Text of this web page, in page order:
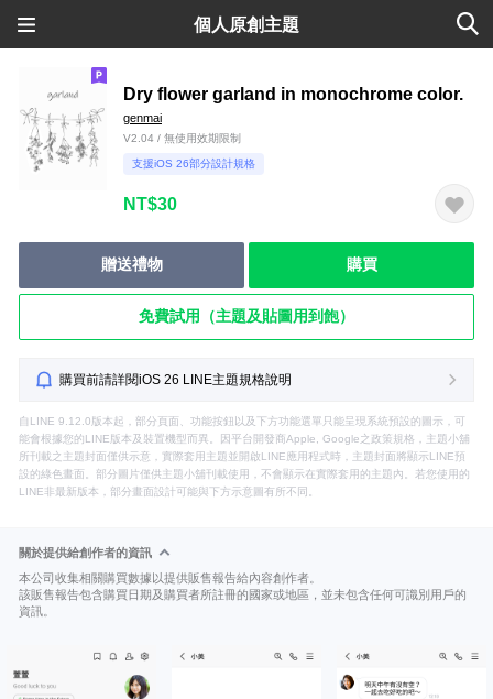
個人原創主題
Dry flower garland in monochrome color.
genmai
V2.04 / 無使用效期限制
支援iOS 26部分設計規格
NT$30
贈送禮物 購買
免費試用（主題及貼圖用到飽）
購買前請詳閱iOS 26 LINE主題規格說明
自LINE 9.12.0版本起，部分頁面、功能按鈕以及下方功能選單只能呈現系統預設的圖示，可
能會根據您的LINE版本及裝置機型而異。因平台開發商Apple, Google之政策規格，主題小舖
所刊載之主題封面僅供示意，實際套用主題並開啟LINE應用程式時，主題封面將顯示LINE預
設的綠色畫面。部分圖片僅供主題小舖刊載使用，不會顯示在實際套用的主題內。若您使用的
LINE非最新版本，部分畫面設計可能與下方示意圖有所不同。
關於提供給創作者的資訊
本公司收集相關購買數據以提供販售報告給內容創作者。
該販售報告包含購買日期及購買者所註冊的國家或地區，並未包含任何可識別用戶的
資訊。